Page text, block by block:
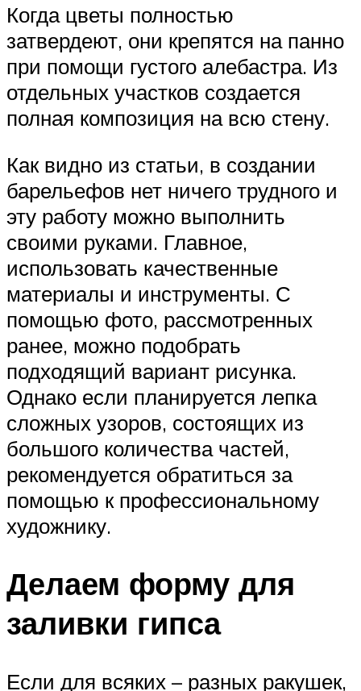
Когда цветы полностью
затвердеют, они крепятся на панно
при помощи густого алебастра. Из
отдельных участков создается
полная композиция на всю стену.
Как видно из статьи, в создании
барельефов нет ничего трудного и
эту работу можно выполнить
своими руками. Главное,
использовать качественные
материалы и инструменты. С
помощью фото, рассмотренных
ранее, можно подобрать
подходящий вариант рисунка.
Однако если планируется лепка
сложных узоров, состоящих из
большого количества частей,
рекомендуется обратиться за
помощью к профессиональному
художнику.
Делаем форму для
заливки гипса
Если для всяких – разных ракушек,